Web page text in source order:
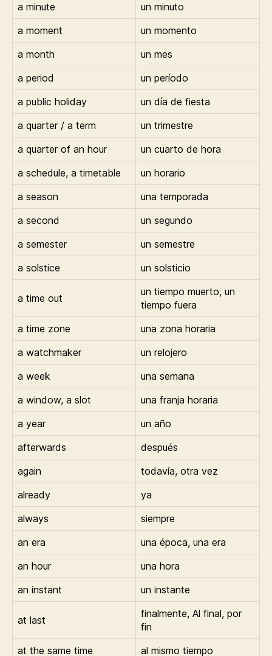
a minute
un minuto
a moment
un momento
a month
un mes
a period
un período
a public holiday
un día de fiesta
a quarter / a term
un trimestre
a quarter of an hour
un cuarto de hora
a schedule, a timetable
un horario
a season
una temporada
a second
un segundo
a semester
un semestre
a solstice
un solsticio
a time out
un tiempo muerto, un
tiempo fuera
a time zone
una zona horaria
a watchmaker
un relojero
a week
una semana
a window, a slot
una franja horaria
a year
un año
afterwards
después
again
todavía, otra vez
already
ya
always
siempre
an era
una época, una era
an hour
una hora
an instant
un instante
at last
finalmente, Al final, por
fin
at the same time
al mismo tiempo